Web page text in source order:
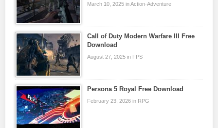
March 10, 2025 in Action-Adventure
Call of Duty Modern Warfare III Free
Download
August 27, 2025 in FPS
Persona 5 Royal Free Download
February 23, 2026 in RPG